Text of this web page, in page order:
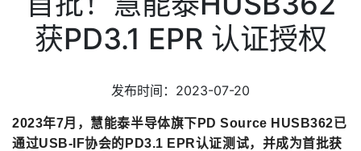
获PD3.1 EPR 认证授权
发布时间：2023-07-20
2023年7月， 慧能泰半导体旗下PD Source HUSB362已
通过USB-IF协会的PD3.1 EPR认证测试，并成为首批获